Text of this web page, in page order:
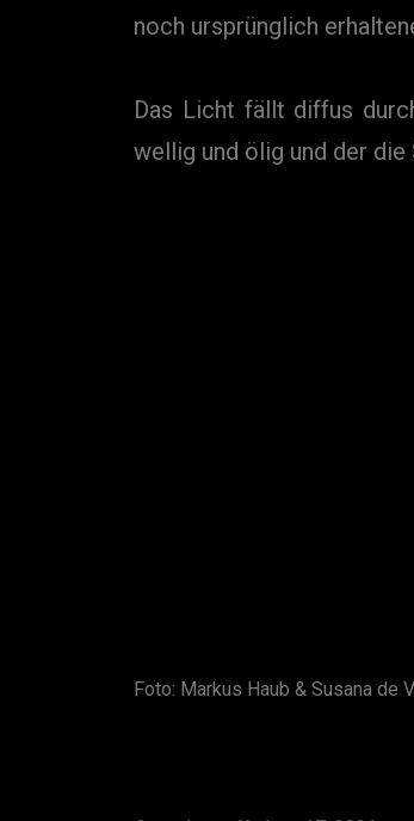
noch ursprünglich
Das Licht fällt diffus
wellig und ölig und der die
Foto: Markus Haub & Susana de